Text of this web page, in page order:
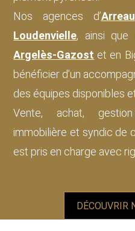
Nos agences d’Arreau
Loudenvielle, ainsi que
Argelès-Gazost et en
bénéficier d’un
des équipes disponibles
Vente, achat,
immobilière et syndic de
est pris en charge avec
DÉCOUVRIR